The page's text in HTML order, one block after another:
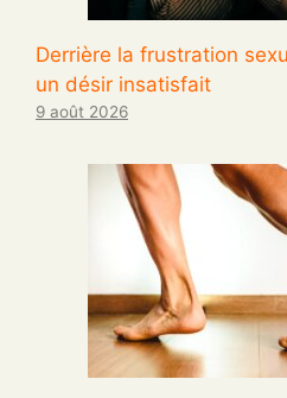
Derrière la frustration
un désir insatisfait
9 août 2026